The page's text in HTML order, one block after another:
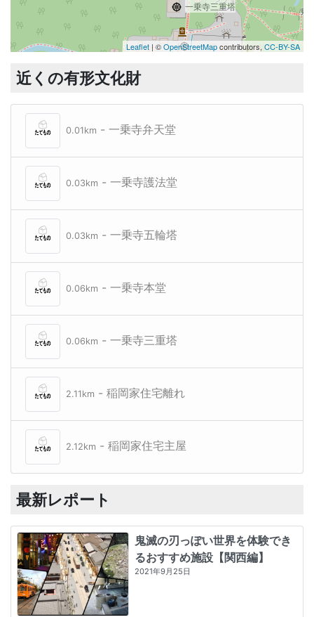
一乗寺三重塔
Leaflet | ©OpenStreetMapcontributors, CC-BY-SA
近くの有形文化財
0.01km - 一乗寺弁天堂
0.03km - 一乗寺護法堂
0.03km - 一乗寺五輪塔
0.06km - 一乗寺本堂
0.06km - 一乗寺三重塔
2.11km - 稲岡家住宅離れ
2.12km - 稲岡家住宅主屋
最新レポート
鬼滅の刃っぽい世界を体験でき
るおすすめ施設【関西編】
2021年9月25日